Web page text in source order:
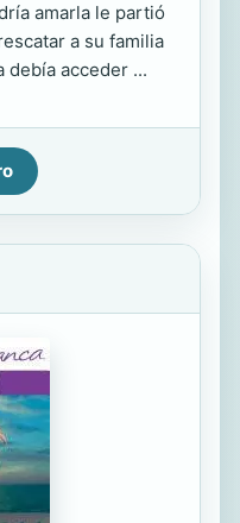
amarla le partió
a su familia
debía acceder ...